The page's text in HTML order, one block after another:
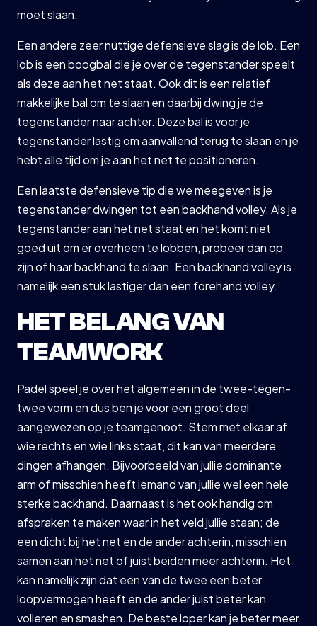
moet slaan.
Een andere zeer nuttige defensieve slag is de lob. Een
lob is een boogbal die je over de tegenstander speelt
als deze aan het net staat. Ook dit is een relatief
makkelijke bal om te slaan en daarbij dwing je de
tegenstander naar achter. Deze bal is voor je
tegenstander lastig om aanvallend terug te slaan en je
hebt alle tijd om je aan het net te positioneren.
Een laatste defensieve tip die we meegeven is je
tegenstander dwingen tot een backhand volley. Als je
tegenstander aan het net staat en het komt niet
goed uit om er overheen te lobben, probeer dan op
zijn of haar backhand te slaan. Een backhand volley is
namelijk een stuk lastiger dan een forehand volley.
HET BELANG VAN
TEAMWORK
Padel speel je over het algemeen in de twee-tegen-
twee vorm en dus ben je voor een groot deel
aangewezen op je teamgenoot. Stem met elkaar af
wie rechts en wie links staat, dit kan van meerdere
dingen afhangen. Bijvoorbeeld van jullie dominante
arm of misschien heeft iemand van jullie wel een hele
sterke backhand. Daarnaast is het ook handig om
afspraken te maken waar in het veld jullie staan; de
een dicht bij het net en de ander achterin, misschien
samen aan het net of juist beiden meer achterin. Het
kan namelijk zijn dat een van de twee een beter
loopvermogen heeft en de ander juist beter kan
volleren en smashen. De beste loper kan je beter meer